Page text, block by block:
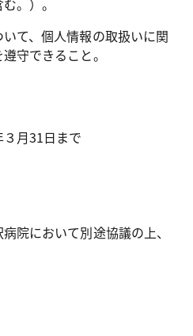
。）。
て、個人情報の取扱いに関
守できること。
月31日まで
院において別途協議の上、